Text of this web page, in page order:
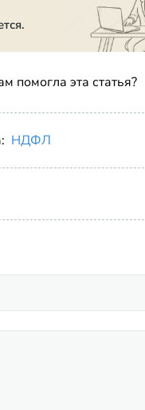
помогла эта статья?
НДФЛ